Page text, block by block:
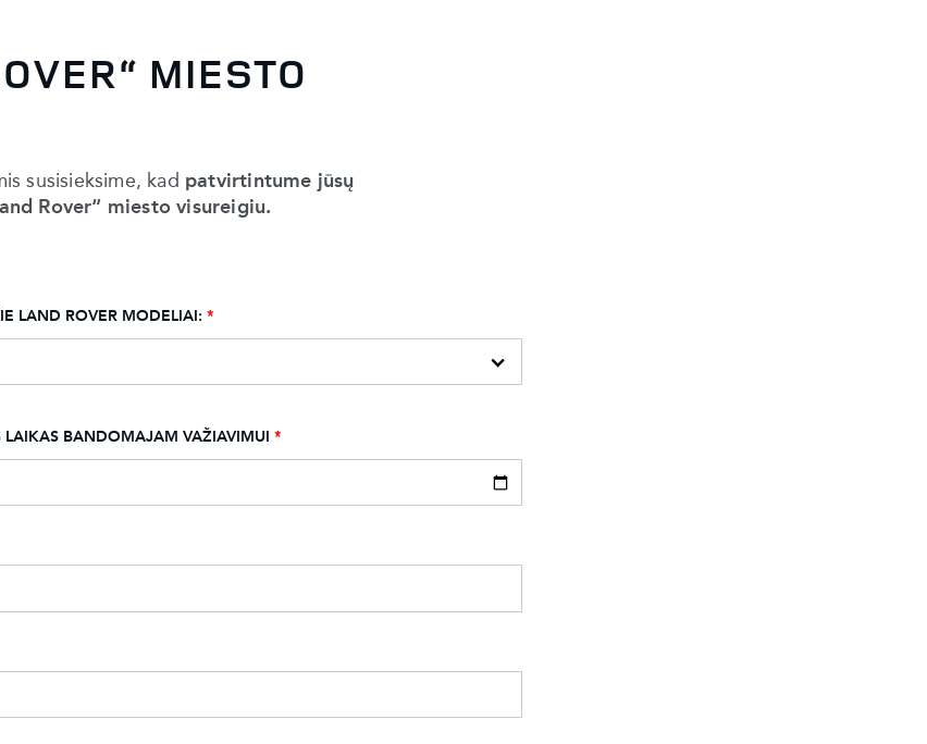
MIESTO
susisieksime, kad patvirtintume jūsų
Rover“ miesto visureigiu.
LAND ROVER MODELIAI: *
LAIKAS BANDOMAJAM VAŽIAVIMUI *